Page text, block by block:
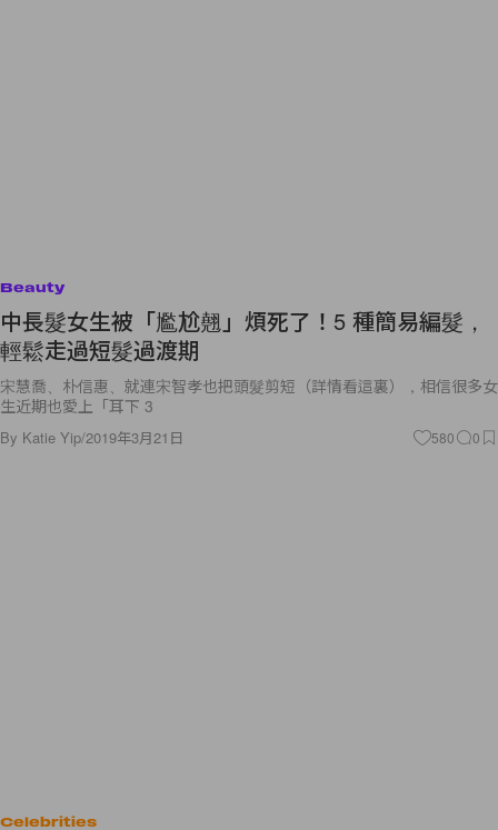
Beauty
中長髮女生被「尷尬翹」煩死了！5 種簡易編髮，
輕鬆走過短髮過渡期
宋慧喬、朴信惠、就連宋智孝也把頭髮剪短（詳情看這裏），相信很多女
生近期也愛上「耳下 3
By Katie Yip/2019年3月21日 580 0
Celebrities